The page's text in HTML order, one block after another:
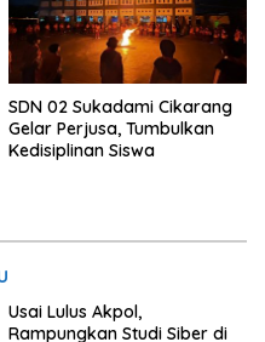
SDN 02 Sukadami Cikarang
Gelar Perjusa, Tumbulkan
Kedisiplinan Siswa
Usai Lulus Akpol,
Rampungkan Studi Siber di